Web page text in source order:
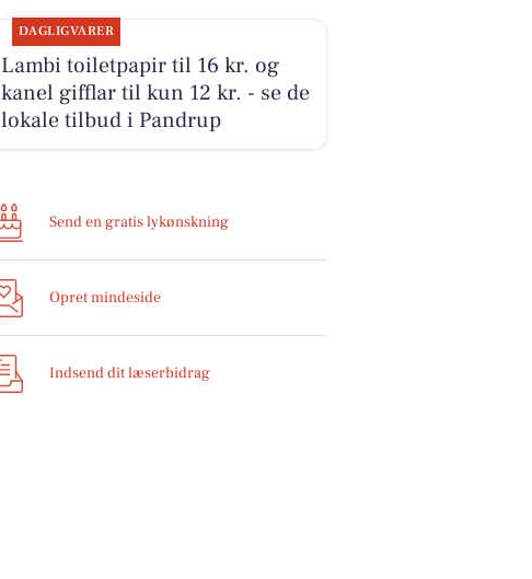
DAGLIGVARER
Lambi toiletpapir til 16 kr. og
kanel gifflar til kun 12 kr. - se de
lokale tilbud i Pandrup
Send en gratis lykønskning
Opret mindeside
Indsend dit læserbidrag